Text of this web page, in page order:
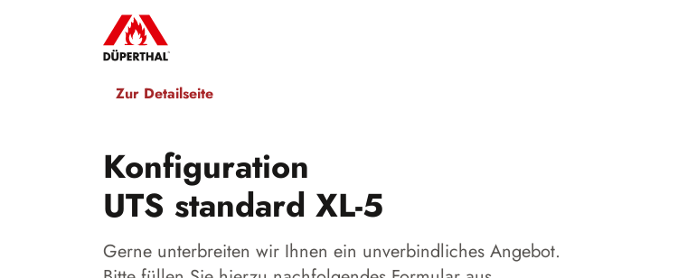
Zur Detailseite
Konfiguration
UTS standard XL-5
Gerne unterbreiten wir Ihnen ein unverbindliches Angebot.